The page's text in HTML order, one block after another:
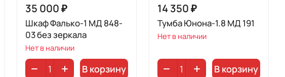
35 000 ₽
Шкаф Фалько-1 МД 848-
03 без зеркала
Нет в наличии
В корзину
14 350 ₽
Тумба Юнона-1.8 МД 191
Нет в наличии
В корзину